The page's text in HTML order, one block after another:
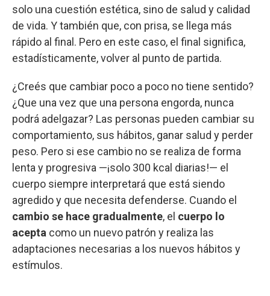
solo una cuestión estética, sino de salud y calidad
de vida. Y también que, con prisa, se llega más
rápido al final. Pero en este caso, el final significa,
estadísticamente, volver al punto de partida.
¿Creés que cambiar poco a poco no tiene sentido?
¿Que una vez que una persona engorda, nunca
podrá adelgazar? Las personas pueden cambiar su
comportamiento, sus hábitos, ganar salud y perder
peso. Pero si ese cambio no se realiza de forma
lenta y progresiva —¡solo 300 kcal diarias!— el
cuerpo siempre interpretará que está siendo
agredido y que necesita defenderse. Cuando el
cambio se hace gradualmente, el cuerpo lo
acepta como un nuevo patrón y realiza las
adaptaciones necesarias a los nuevos hábitos y
estímulos.